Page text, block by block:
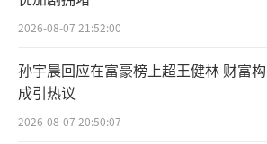
2026-08-07 21:52:00
孙宇晨回应在富豪榜上超王健林 财富构
成引热议
2026-08-07 20:50:07